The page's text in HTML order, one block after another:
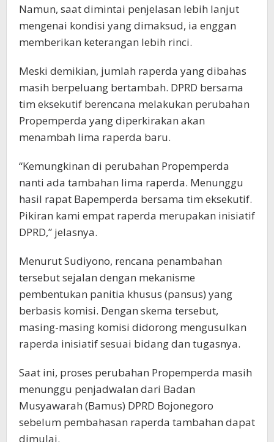
Namun, saat dimintai penjelasan lebih lanjut
mengenai kondisi yang dimaksud, ia enggan
memberikan keterangan lebih rinci.
Meski demikian, jumlah raperda yang dibahas
masih berpeluang bertambah. DPRD bersama
tim eksekutif berencana melakukan perubahan
Propemperda yang diperkirakan akan
menambah lima raperda baru.
“Kemungkinan di perubahan Propemperda
nanti ada tambahan lima raperda. Menunggu
hasil rapat Bapemperda bersama tim eksekutif.
Pikiran kami empat raperda merupakan inisiatif
DPRD,” jelasnya.
Menurut Sudiyono, rencana penambahan
tersebut sejalan dengan mekanisme
pembentukan panitia khusus (pansus) yang
berbasis komisi. Dengan skema tersebut,
masing-masing komisi didorong mengusulkan
raperda inisiatif sesuai bidang dan tugasnya.
Saat ini, proses perubahan Propemperda masih
menunggu penjadwalan dari Badan
Musyawarah (Bamus) DPRD Bojonegoro
sebelum pembahasan raperda tambahan dapat
dimulai.